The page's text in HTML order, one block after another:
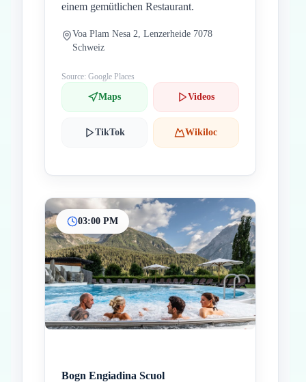
einem gemütlichen Restaurant.
Voa Plam Nesa 2, Lenzerheide 7078
Schweiz
Source: Google Places
Maps Videos
TikTok Wikiloc
03:00 PM
Bogn Engiadina Scuol